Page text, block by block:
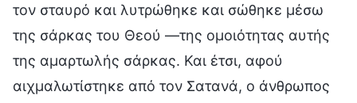
τον σταυρό και λυτρώθηκε και σώθηκε μέσω
της σάρκας του Θεού —της ομοιότητας αυτής
της αμαρτωλής σάρκας. Και έτσι, αφού
αιχμαλωτίστηκε από τον Σατανά, ο άνθρωπος